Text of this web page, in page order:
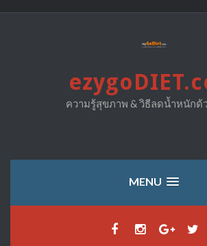
ความรู้สุขภาพ & วิธีลดน้ำหนักด้
MENU